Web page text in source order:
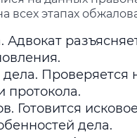
всех этапах
Адвокат
дела.
протокола.
Готовится
дела.